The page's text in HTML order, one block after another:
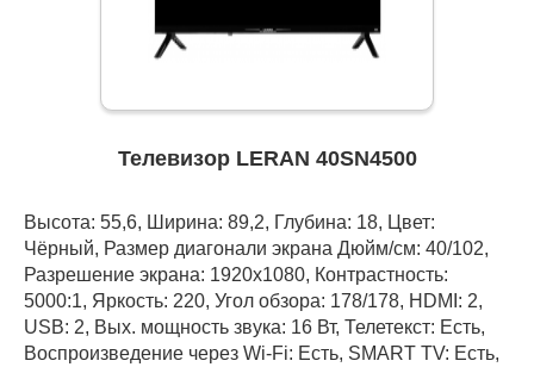
Телевизор LERAN 40SN4500
Высота: 55,6, Ширина: 89,2, Глубина: 18, Цвет:
Чёрный, Размер диагонали экрана Дюйм/см: 40/102,
Разрешение экрана: 1920x1080, Контрастность:
5000:1, Яркость: 220, Угол обзора: 178/178, HDMI: 2,
USB: 2, Вых. мощность звука: 16 Вт, Телетекст: Есть,
Воспроизведение через Wi-Fi: Есть, SMART TV: Есть,